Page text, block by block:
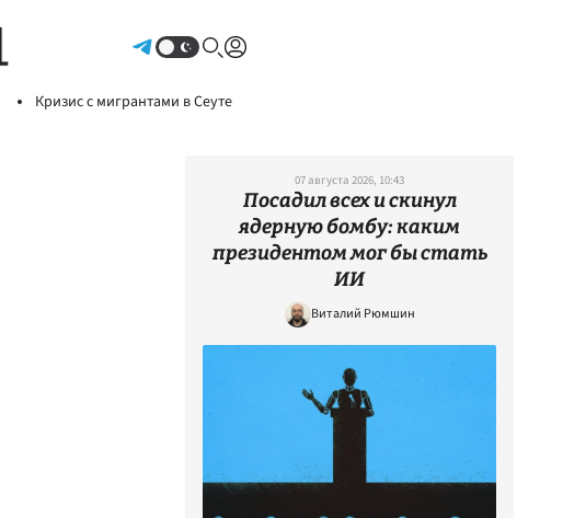
Кризис с мигрантами в Сеуте
07 августа 2026, 10:43
Посадил всех и скинул
ядерную бомбу: каким
президентом мог бы стать
ИИ
Виталий Рюмшин